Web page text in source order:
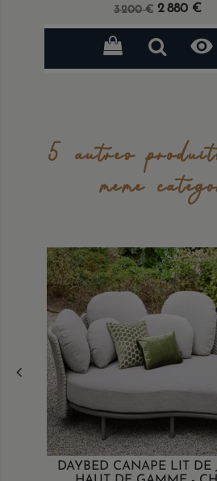
Prix
base
3 200 € Prix
2 880 €

5 autres
même
DAYBED CANAPE LIT DE